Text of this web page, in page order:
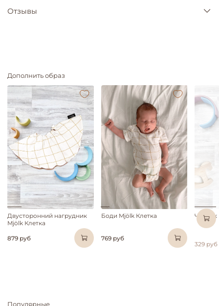
Отзывы
Дополнить образ
Двусторонний нагрудник
Mjölk Клетка
879 руб
Боди Mjölk Клетка
769 руб
Чепчик
329 руб
Популярные